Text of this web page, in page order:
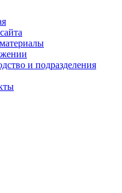
и подразделения